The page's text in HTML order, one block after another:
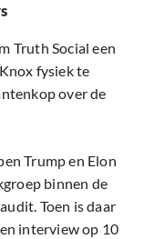
Truth Social een
fysiek te
over de
Trump en Elon
binnen de
Toen is daar
interview op 10